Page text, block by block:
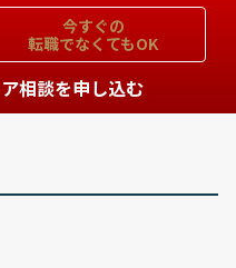
今すぐの
転職でなくてもOK
相談を申し込む